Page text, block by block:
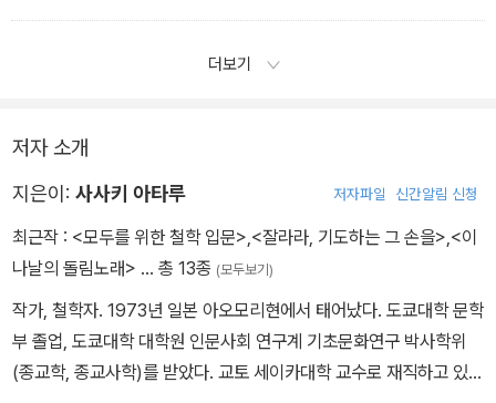
도통 믿음직스럽지 않다. 그것의 승부는 미리 정해져 있지 않다. 쓰는
쓰는 행위가 본질적으로 도박이라는 사실이야말로 『야전과 영원』이
한눈에 조망할 수 있는 통 일된 시점 따위는 절대로 존재하지 않는다
-「서문」에서
더보기
저자 소개
지은이: 사사키 아타루 저자파일 신간알림 신청
최근작 : <모두를 위한 철학 입문> <잘라라, 기도하는 그 손을> <이
나날의 돌림노래> … 총 13종 (모두보기)
작가, 철학자. 1973년 일본 아오모리현에서 태어났다. 도쿄대학 문학
부 졸업, 도쿄대학 대학원 인문사회 연구계 기초문화연구 박사학위
(종교학, 종교사학)를 받았다. 교토 세이카대학 교수로 재직하고 있